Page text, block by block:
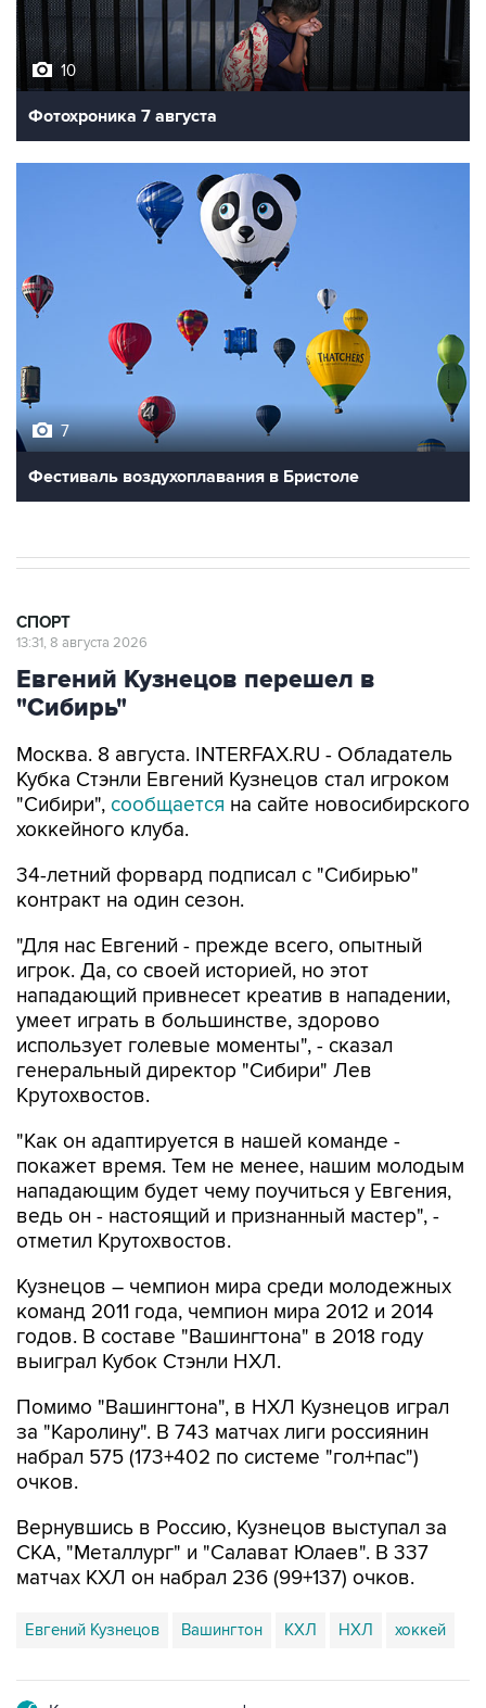
10
Фотохроника 7 августа
7
Фестиваль воздухоплавания в Бристоле
СПОРТ
13:31, 8 августа 2026
Евгений Кузнецов перешел в
"Сибирь"
Москва. 8 августа. INTERFAX.RU - Обладатель
Кубка Стэнли Евгений Кузнецов стал игроком
"Сибири", сообщается на сайте новосибирского
хоккейного клуба.
34-летний форвард подписал с "Сибирью"
контракт на один сезон.
"Для нас Евгений - прежде всего, опытный
игрок. Да, со своей историей, но этот
нападающий привнесет креатив в нападении,
умеет играть в большинстве, здорово
использует голевые моменты", - сказал
генеральный директор "Сибири" Лев
Крутохвостов.
"Как он адаптируется в нашей команде -
покажет время. Тем не менее, нашим молодым
нападающим будет чему поучиться у Евгения,
ведь он - настоящий и признанный мастер", -
отметил Крутохвостов.
Кузнецов – чемпион мира среди молодежных
команд 2011 года, чемпион мира 2012 и 2014
годов. В составе "Вашингтона" в 2018 году
выиграл Кубок Стэнли НХЛ.
Помимо "Вашингтона", в НХЛ Кузнецов играл
за "Каролину". В 743 матчах лиги россиянин
набрал 575 (173+402 по системе "гол+пас")
очков.
Вернувшись в Россию, Кузнецов выступал за
СКА, "Металлург" и "Салават Юлаев". В 337
матчах КХЛ он набрал 236 (99+137) очков.
Евгений Кузнецов Вашингтон КХЛ НХЛ хоккей